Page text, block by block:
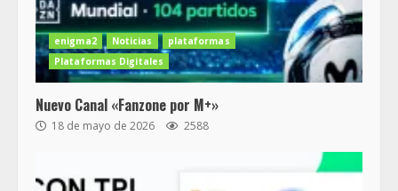
enigma2 Noticias
plataformas
Plataformas Digitales
Nuevo Canal «Fanzone por M+»
18 de mayo de 2026 2588